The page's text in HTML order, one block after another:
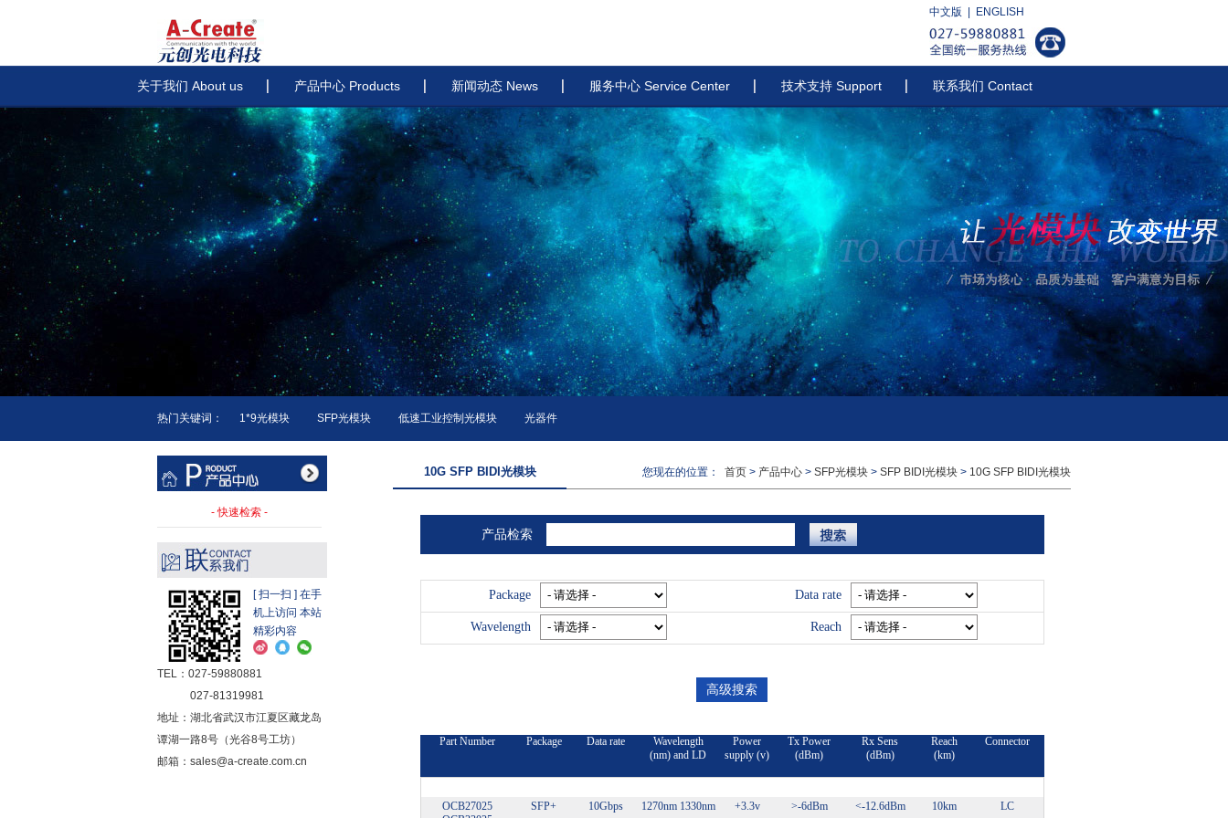
中文版 | ENGLISH
关于我们 About us 产品中心 Products 新闻动态 News 服务中心 Service Center 技术支持 Support 联系我们 Contact
热门关键词： 1*9光模块 SFP光模块 低速工业控制光模块 光器件
快速检索
[ 扫一扫 ] 在手
机上访问 本站
精彩内容
TEL：027-59880881
027-81319981
地址：湖北省武汉市江夏区藏龙岛
谭湖一路8号（光谷8号工坊）
邮箱：sales@a-create.com.cn
您现在的位置： 首页 > 产品中心 > SFP光模块 > SFP BIDI光模块 > 10G SFP BIDI光模块
10G SFP BIDI光模块
产品检索
Package Data rate
Wavelength Reach
Part Number Package Data rate
Wavelength
(nm) and LD
Power
supply (v)
Tx Power
(dBm)
Rx Sens
(dBm)
Reach
(km)
Connector
OCB27025
SFP+ 10Gbps 1270nm 1330nm +3.3v >-6dBm <-12.6dBm 10km LC